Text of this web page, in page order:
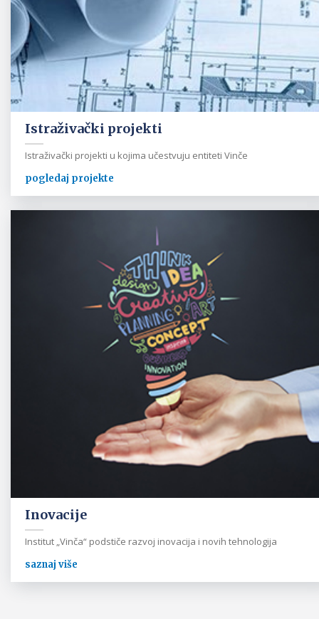
Istraživački projekti
Istraživački projekti u kojima učestvuju entiteti Vinče
pogledaj projekte
Inovacije
Institut „Vinča“ podstiče razvoj inovacija i novih tehnologija
saznaj više